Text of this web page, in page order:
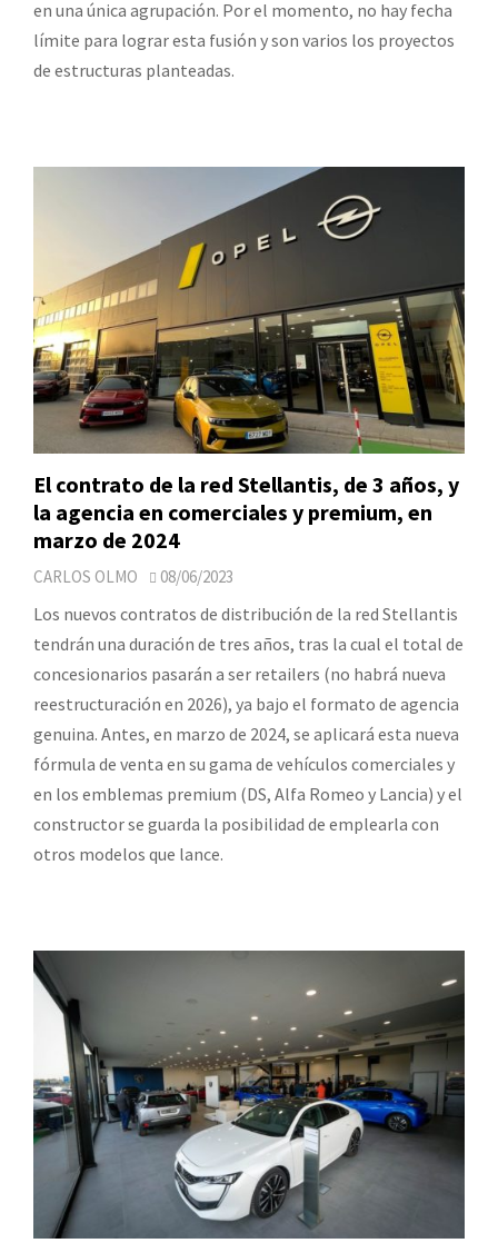
en una única agrupación. Por el momento, no hay fecha
límite para lograr esta fusión y son varios los proyectos
de estructuras planteadas.
El contrato de la red Stellantis, de 3 años, y
la agencia en comerciales y premium, en
marzo de 2024
CARLOS OLMO 08/06/2023
Los nuevos contratos de distribución de la red Stellantis
tendrán una duración de tres años, tras la cual el total de
concesionarios pasarán a ser retailers (no habrá nueva
reestructuración en 2026), ya bajo el formato de agencia
genuina. Antes, en marzo de 2024, se aplicará esta nueva
fórmula de venta en su gama de vehículos comerciales y
en los emblemas premium (DS, Alfa Romeo y Lancia) y el
constructor se guarda la posibilidad de emplearla con
otros modelos que lance.